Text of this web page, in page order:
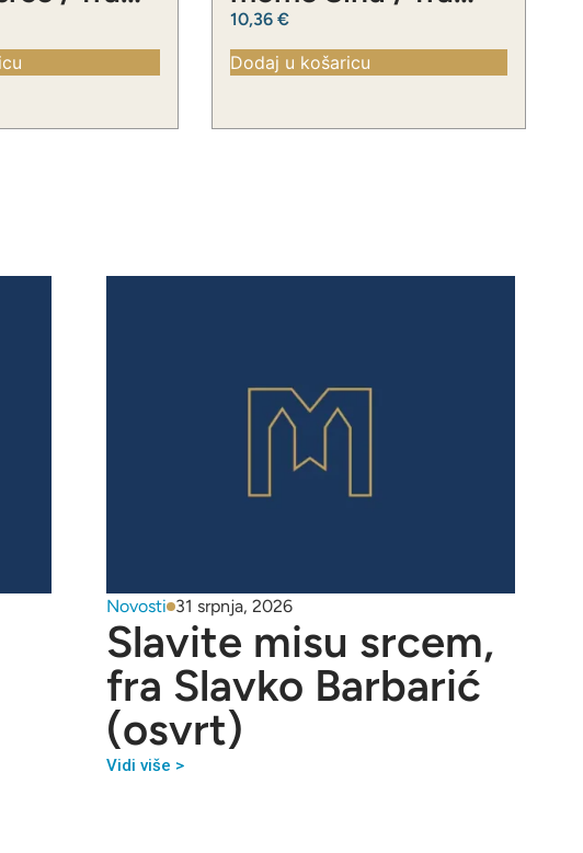
Slavko Barbarić
10,36 €
Dodaj u košaricu
Novosti 31 srpnja, 2026
Slavite misu srcem,
fra Slavko Barbarić
(osvrt)
Vidi više >